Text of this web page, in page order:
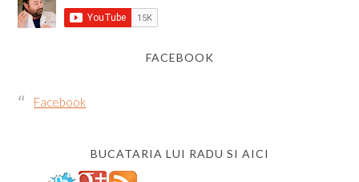
FACEBOOK
Facebook
BUCATARIA LUI RADU SI AICI